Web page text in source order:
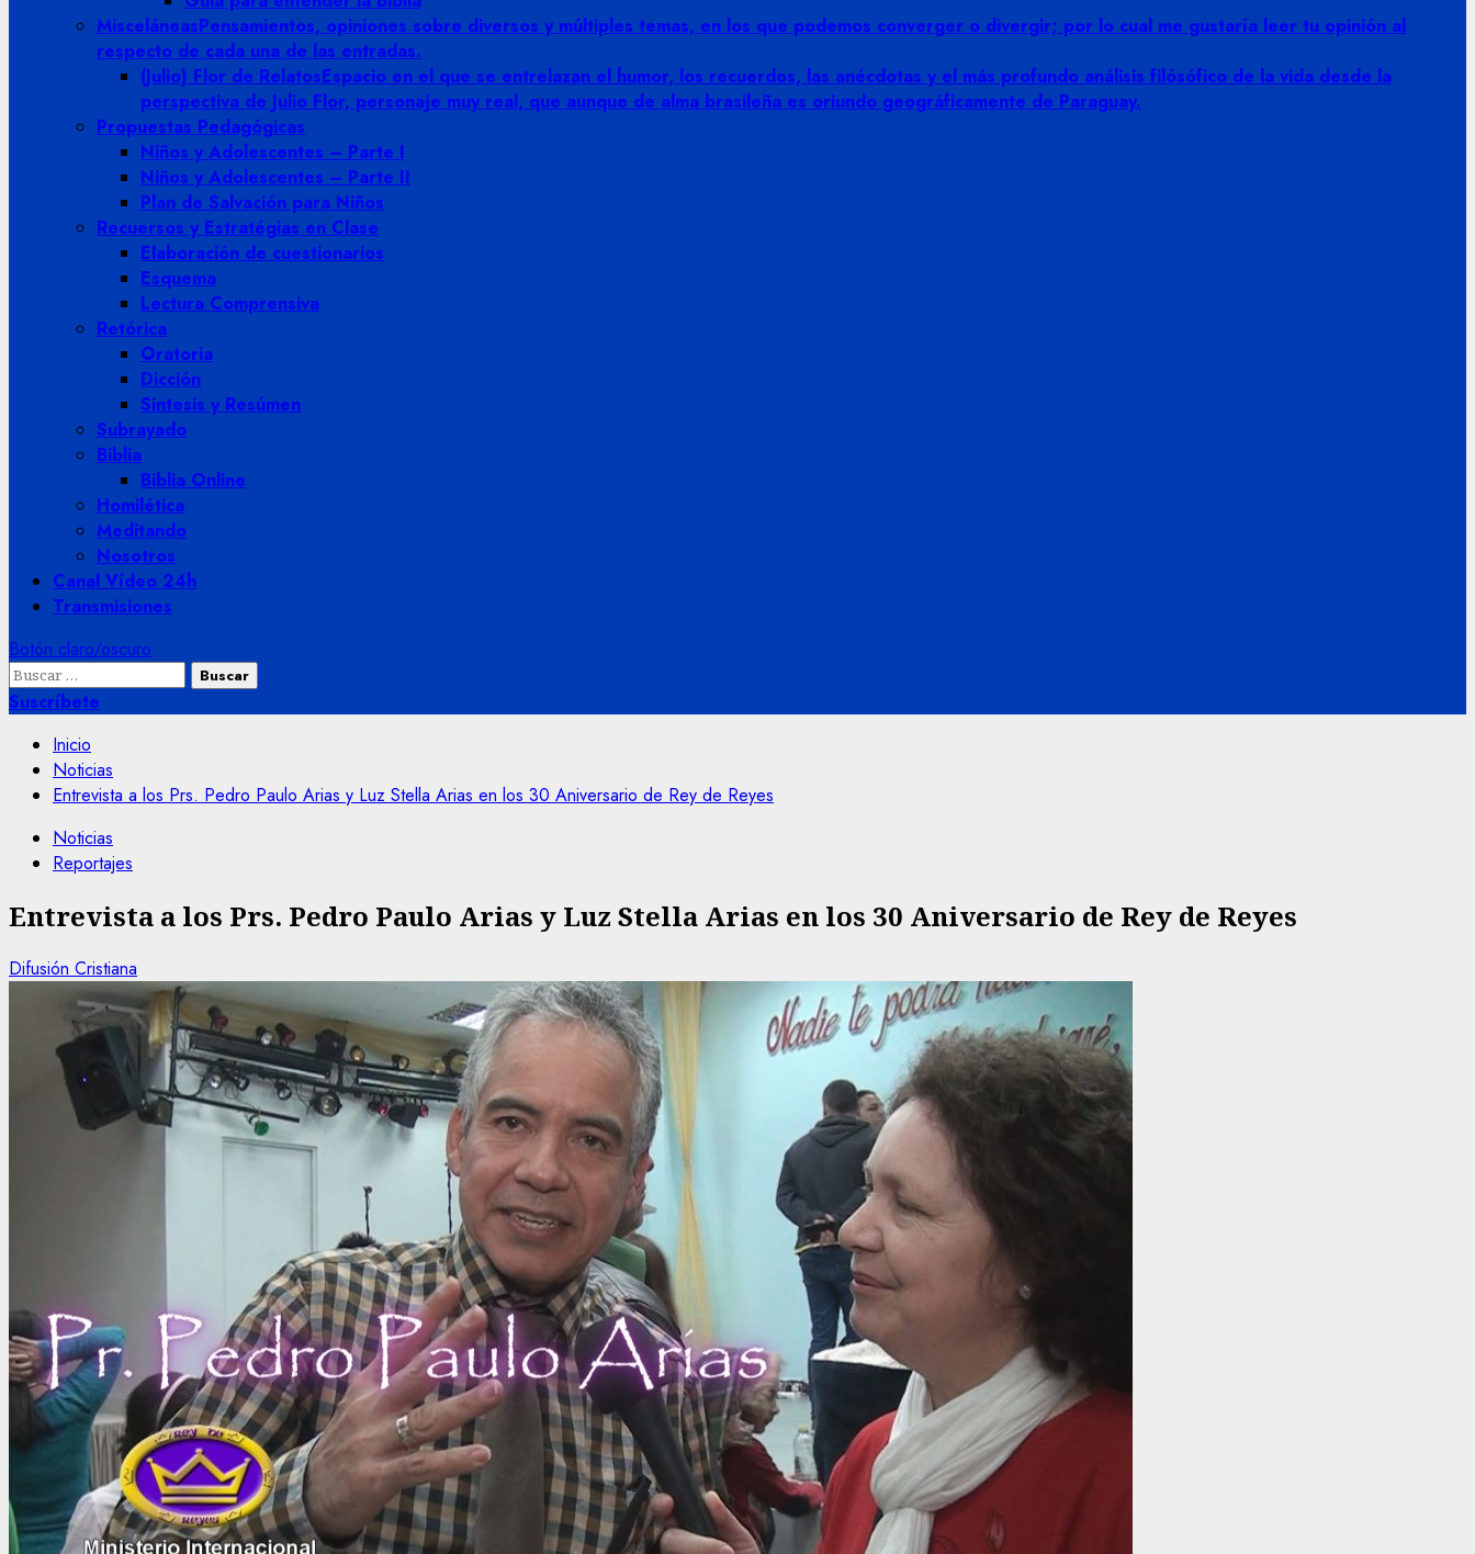
MisceláneasPensamientos, opiniones sobre diversos y múltiples temas, en los que podemos converger o divergir; por lo cual me gustaría leer tu opinión al
respecto de cada una de las entradas.
(Julio) Flor de RelatosEspacio en el que se entrelazan el humor, los recuerdos, las anécdotas y el más profundo análisis filósófico de la vida desde la
perspectiva de Julio Flor, personaje muy real, que aunque de alma brasileña es oriundo geográficamente de Paraguay.
Propuestas Pedagógicas
Niños y Adolescentes – Parte I
Niños y Adolescentes – Parte II
Plan de Salvación para Niños
Recuersos y Estratégias en Clase
Elaboración de cuestionarios
Esquema
Lectura Comprensiva
Retórica
Oratoria
Dicción
Sintesis y Resúmen
Subrayado
Biblia
Biblia Online
Homilética
Meditando
Nosotros
Canal Vídeo 24h
Transmisiones
Botón claro/oscuro
Buscar:
Suscríbete
Inicio
Noticias
Entrevista a los Prs. Pedro Paulo Arias y Luz Stella Arias en los 30 Aniversario de Rey de Reyes
Noticias
Reportajes
Entrevista a los Prs. Pedro Paulo Arias y Luz Stella Arias en los 30 Aniversario de Rey de Reyes
Difusión Cristiana